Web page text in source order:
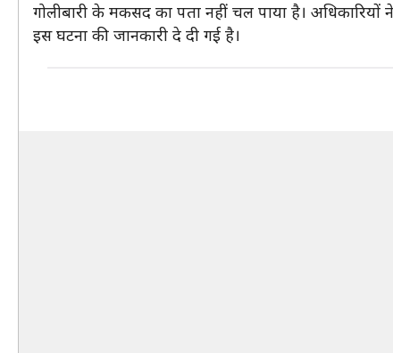
गोलीबारी के मकसद का पता नहीं चल पाया है।
इस घटना की जानकारी दे दी गई है।